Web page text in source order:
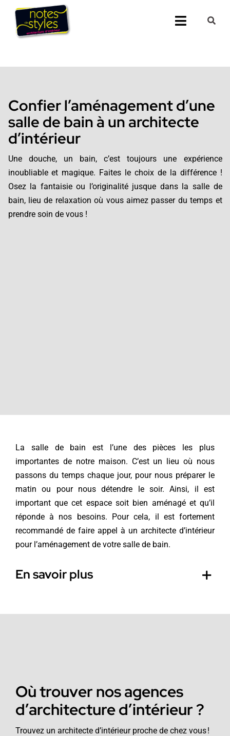
Passer
contenu
Toggle
Prestations
Notes de
Presse
Confier l’aménagement d’une
salle de bain à un architecte
d’intérieur
Une douche, un bain, c’est toujours une expérience
inoubliable et magique. Faites le choix de la différence !
Osez la fantaisie ou l’originalité jusque dans la salle de
bain, lieu de relaxation où vous aimez passer du temps et
prendre soin de vous !
La salle de bain est l’une des pièces les plus
importantes de notre maison. C’est un lieu où nous
passons du temps chaque jour, pour nous préparer le
matin ou pour nous détendre le soir. Ainsi, il est
important que cet espace soit bien aménagé et qu’il
réponde à nos besoins. Pour cela, il est fortement
recommandé de faire appel à un architecte d’intérieur
pour l’aménagement de votre salle de bain.
En savoir plus
Où trouver nos agences
d’architecture d’intérieur ?
Trouvez un architecte d’intérieur proche de chez vous !